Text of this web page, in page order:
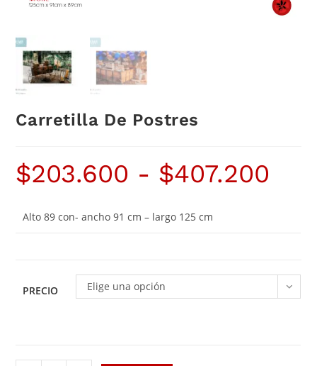
Carretilla De Postres
$203.600 - $407.200
Alto 89 con- ancho 91 cm – largo 125 cm
PRECIO Elige una opción